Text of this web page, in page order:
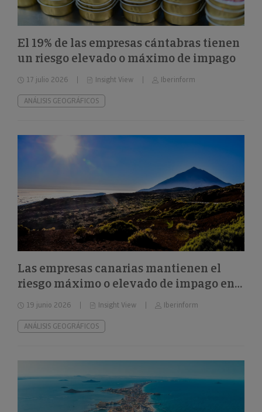
El 19% de las empresas cántabras tienen
un riesgo elevado o máximo de impago
17 julio 2026 Insight View Iberinform
ANÁLISIS GEOGRÁFICOS
Las empresas canarias mantienen el
riesgo máximo o elevado de impago en
el 32%
19 junio 2026 Insight View Iberinform
ANÁLISIS GEOGRÁFICOS